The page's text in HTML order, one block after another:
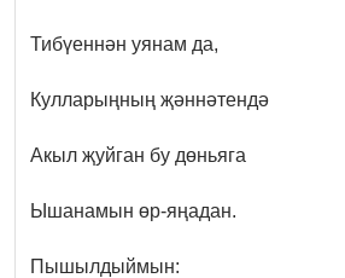
Тибүеннән уянам да,
Кулларыңның җәннәтендә
Акыл җуйган бу дөньяга
Ышанамын өр-яңадан.
Пышылдыймын: